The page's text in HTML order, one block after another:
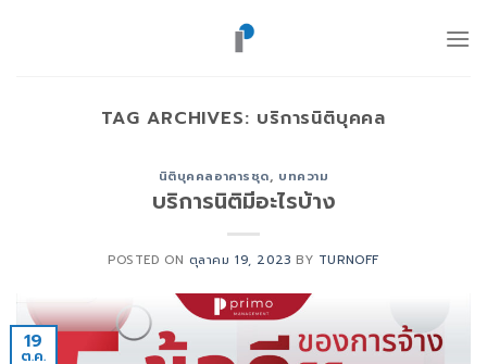
TAG ARCHIVES: บริการนิติบุคคล
นิติบุคคลอาคารชุด, บทความ
บริการนิติมีอะไรบ้าง
POSTED ON ตุลาคม 19, 2023 BY TURNOFF
19
ต.ค.